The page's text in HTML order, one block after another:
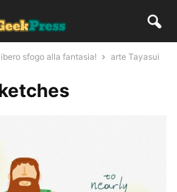
sfogo alla fantasia!
arte Tayasui